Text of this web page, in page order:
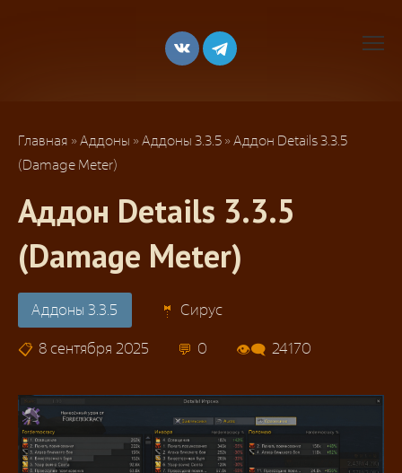
Главная »Аддоны »Аддоны 3.3.5 »Аддон Details 3.3.5
(Damage Meter)
Аддон Details 3.3.5
(Damage Meter)
Аддоны 3.3.5 Сирус
8 сентября 2025 0 24170